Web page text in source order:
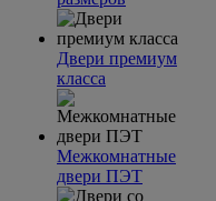
Двери премиум
класса
Межкомнатные
двери ПЭТ